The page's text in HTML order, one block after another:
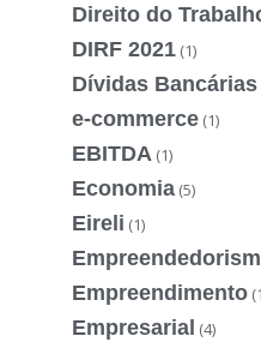
Direito do
DIRF 2021 (1)
Dívidas Bancárias
e-commerce (1)
EBITDA (1)
Economia (5)
Eireli (1)
Empreendimento
Empresarial (4)